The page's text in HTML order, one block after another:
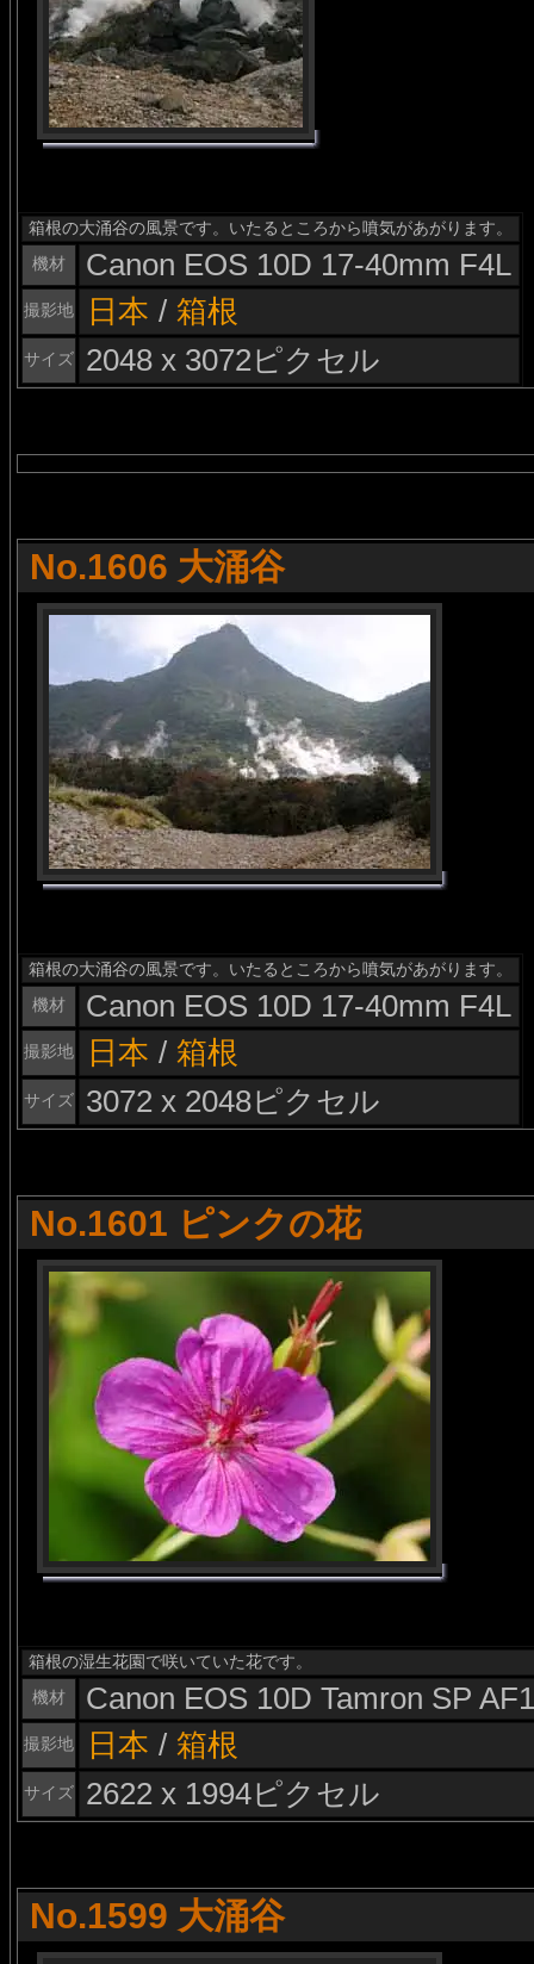
箱根の大涌谷の風景です。いたるところから噴気があがります。
機材
Canon EOS 10D 17-40mm F4L
撮影地 日本 / 箱根
サイズ 2048 x 3072ピクセル
No.1606 大涌谷
箱根の大涌谷の風景です。いたるところから噴気があがります。
機材
Canon EOS 10D 17-40mm F4L
撮影地 日本 / 箱根
サイズ 3072 x 2048ピクセル
No.1601 ピンクの花
箱根の湿生花園で咲いていた花です。
機材
Canon EOS 10D Tamron SP
撮影地 日本 / 箱根
サイズ 2622 x 1994ピクセル
No.1599 大涌谷